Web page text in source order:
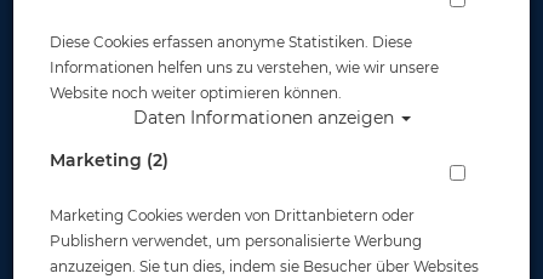
Diese Cookies erfassen anonyme Statistiken. Diese
Informationen helfen uns zu verstehen, wie wir unsere
Website noch weiter optimieren können.
Daten Informationen anzeigen
Marketing (2)
Marketing Cookies werden von Drittanbietern oder
Publishern verwendet, um personalisierte Werbung
anzuzeigen. Sie tun dies, indem sie Besucher über Websites